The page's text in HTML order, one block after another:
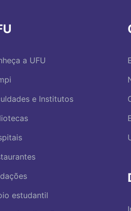
a UFU
e Institutos
estudantil